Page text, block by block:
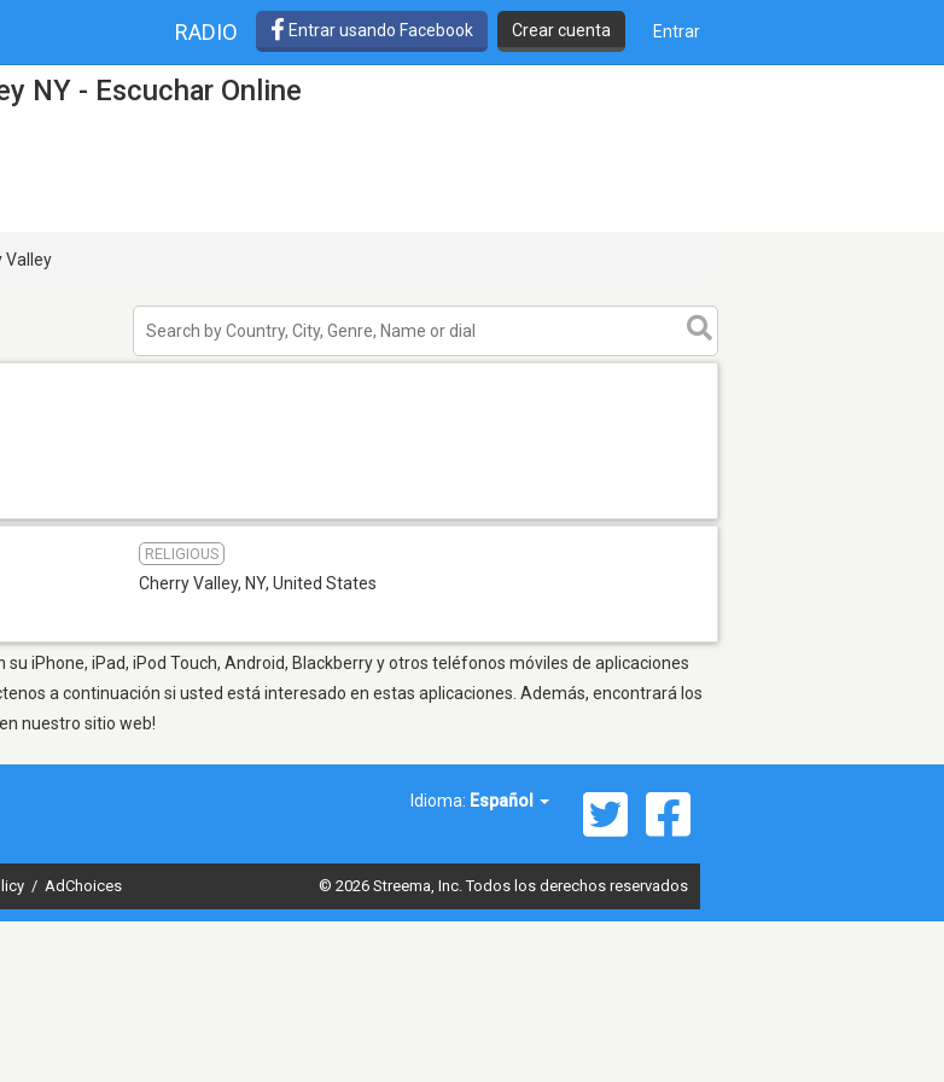
RADIO Entrar usando Facebook Crear cuenta Entrar
NY - Escuchar Online
Valley
RELIGIOUS
Cherry Valley, NY, United States
su iPhone, iPad, iPod Touch, Android, Blackberry y otros teléfonos móviles de aplicaciones
a continuación si usted está interesado en estas aplicaciones. Además, encontrará los
nuestro sitio web!
Idioma: Español
/ AdChoices © 2026 Streema, Inc. Todos los derechos reservados